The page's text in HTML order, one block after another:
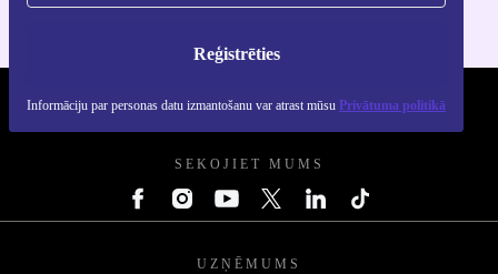
Reģistrēties
Informāciju par personas datu izmantošanu var atrast mūsu Privātuma politikā
REFURBED - RETHINK NEW.
SEKOJIET MUMS
UZŅĒMUMS